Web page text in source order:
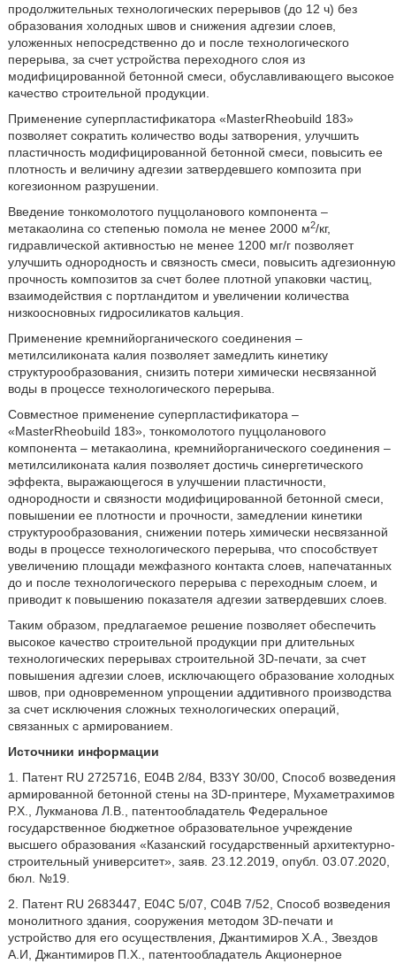
продолжительных технологических перерывов (до 12 ч) без
образования холодных швов и снижения адгезии слоев,
уложенных непосредственно до и после технологического
перерыва, за счет устройства переходного слоя из
модифицированной бетонной смеси, обуславливающего высокое
качество строительной продукции.
Применение суперпластификатора «MasterRheobuild 183»
позволяет сократить количество воды затворения, улучшить
пластичность модифицированной бетонной смеси, повысить ее
плотность и величину адгезии затвердевшего композита при
когезионном разрушении.
Введение тонкомолотого пуццоланового компонента –
метакаолина со степенью помола не менее 2000 м2/кг,
гидравлической активностью не менее 1200 мг/г позволяет
улучшить однородность и связность смеси, повысить адгезионную
прочность композитов за счет более плотной упаковки частиц,
взаимодействия с портландитом и увеличении количества
низкоосновных гидросиликатов кальция.
Применение кремнийорганического соединения –
метилсиликоната калия позволяет замедлить кинетику
структурообразования, снизить потери химически несвязанной
воды в процессе технологического перерыва.
Совместное применение суперпластификатора –
«MasterRheobuild 183», тонкомолотого пуццоланового
компонента – метакаолина, кремнийорганического соединения –
метилсиликоната калия позволяет достичь синергетического
эффекта, выражающегося в улучшении пластичности,
однородности и связности модифицированной бетонной смеси,
повышении ее плотности и прочности, замедлении кинетики
структурообразования, снижении потерь химически несвязанной
воды в процессе технологического перерыва, что способствует
увеличению площади межфазного контакта слоев, напечатанных
до и после технологического перерыва с переходным слоем, и
приводит к повышению показателя адгезии затвердевших слоев.
Таким образом, предлагаемое решение позволяет обеспечить
высокое качество строительной продукции при длительных
технологических перерывах строительной 3D-печати, за счет
повышения адгезии слоев, исключающего образование холодных
швов, при одновременном упрощении аддитивного производства
за счет исключения сложных технологических операций,
связанных с армированием.
Источники информации
1. Патент RU 2725716, Е04В 2/84, В33Y 30/00, Способ возведения
армированной бетонной стены на 3D-принтере, Мухаметрахимов
Р.Х., Лукманова Л.В., патентообладатель Федеральное
государственное бюджетное образовательное учреждение
высшего образования «Казанский государственный архитектурно-
строительный университет», заяв. 23.12.2019, опубл. 03.07.2020,
бюл. №19.
2. Патент RU 2683447, E04C 5/07, C04B 7/52, Способ возведения
монолитного здания, сооружения методом 3D-печати и
устройство для его осуществления, Джантимиров Х.А., Звездов
А.И, Джантимиров П.Х., патентообладатель Акционерное